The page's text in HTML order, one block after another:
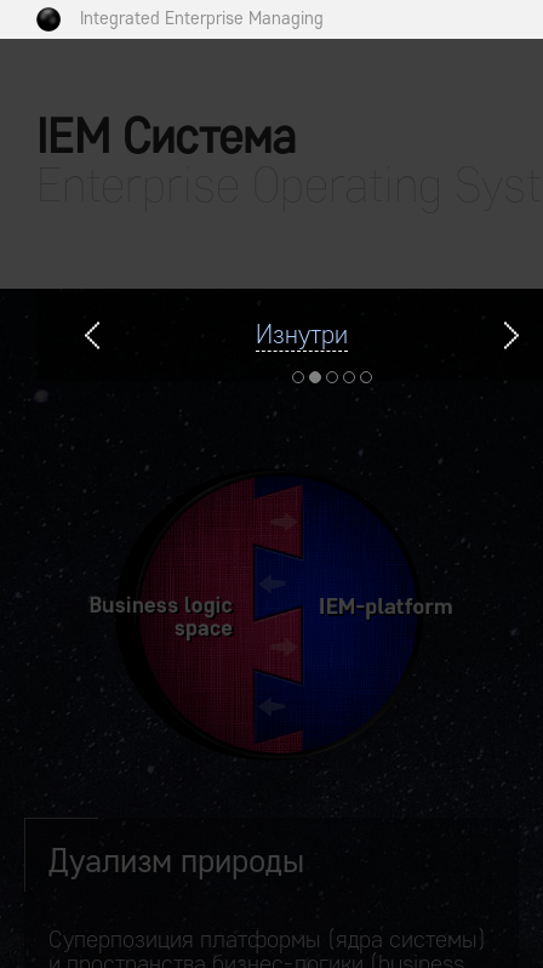
Integrated Enterprise Managing
IEM Система
Изнутри
Дуализм природы
Суперпозиция платформы (ядра системы)